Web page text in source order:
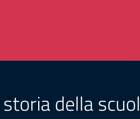
storia della